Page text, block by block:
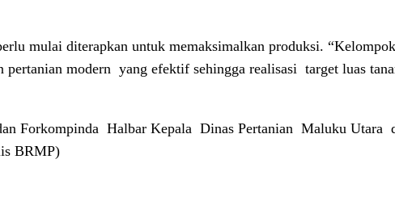
mulai diterapkan untuk memaksimalkan produksi.
pertanian modern yang efektif sehingga realisasi target luas
Forkompinda Halbar Kepala Dinas Pertanian Maluku Utara
BRMP)